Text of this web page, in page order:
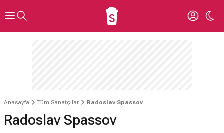
Anasayfa Tüm Sanatçılar Radoslav Spassov
Radoslav Spassov